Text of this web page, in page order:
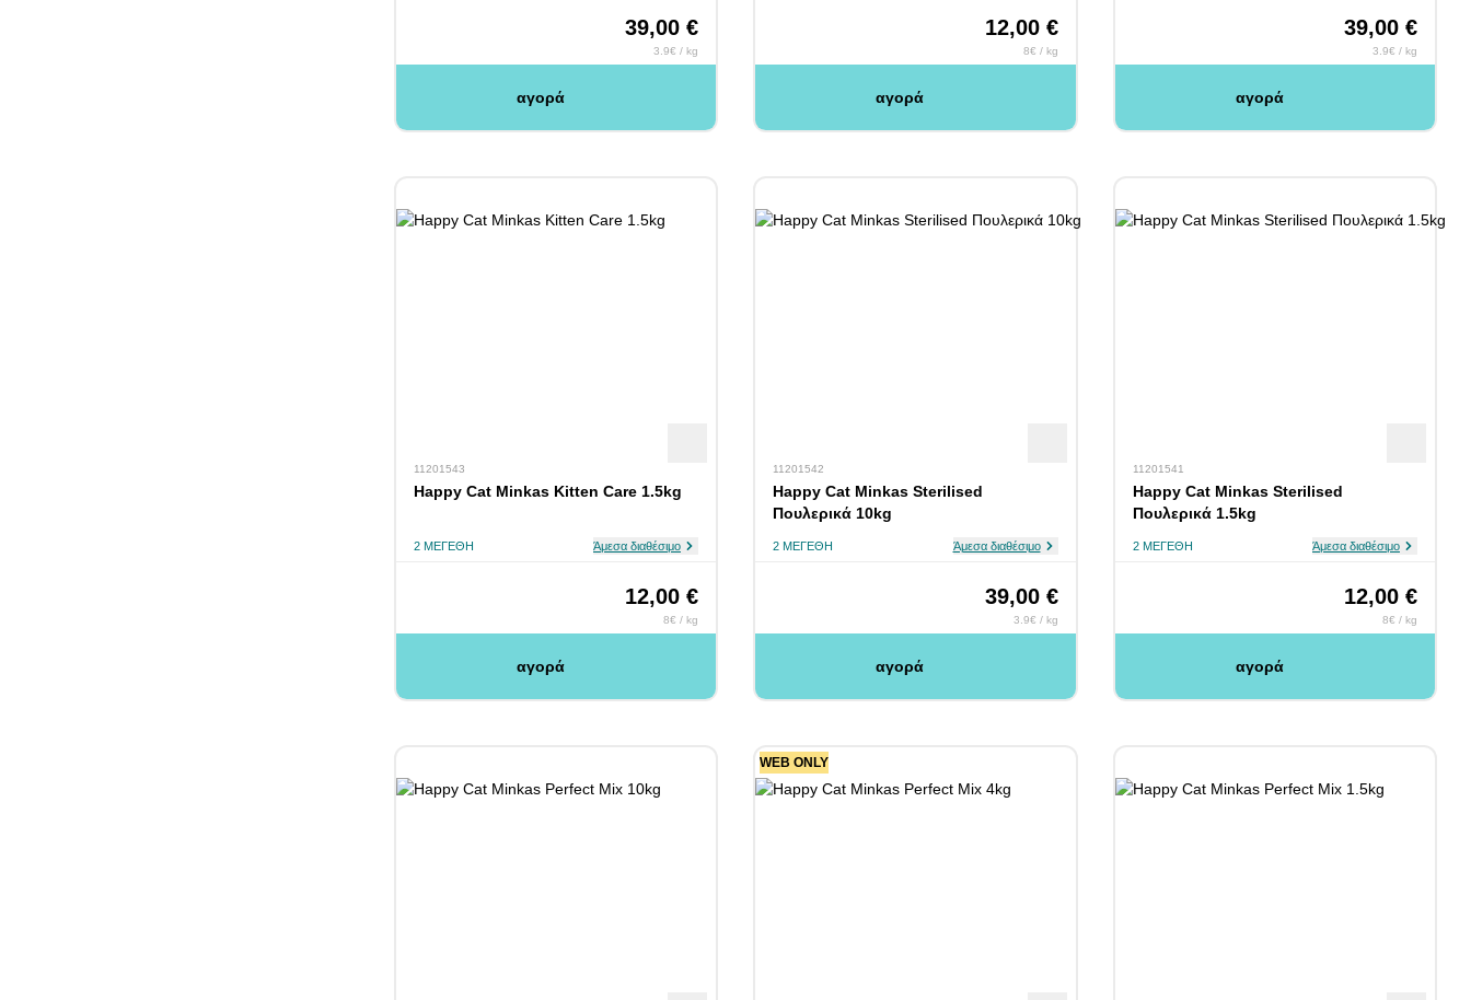
39,00 €
3.9€ / kg
αγορά
12,00 €
8€ / kg
αγορά
39,00 €
3.9€ / kg
αγορά
11201543
Happy Cat Minkas Kitten Care 1.5kg
2 ΜΕΓΈΘΗ Άμεσα διαθέσιμο
12,00 €
8€ / kg
αγορά
11201542
Happy Cat Minkas Sterilised
Πουλερικά 10kg
2 ΜΕΓΈΘΗ Άμεσα διαθέσιμο
39,00 €
3.9€ / kg
αγορά
11201541
Happy Cat Minkas Sterilised
Πουλερικά 1.5kg
2 ΜΕΓΈΘΗ Άμεσα διαθέσιμο
12,00 €
8€ / kg
αγορά
WEB ONLY